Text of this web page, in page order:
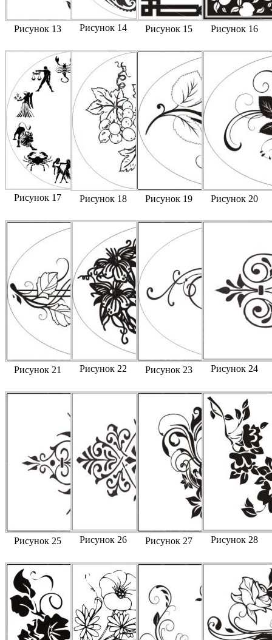
Рисунок 13 Рисунок 14 Рисунок 15 Рисунок 16
Рисунок 17 Рисунок 18 Рисунок 19 Рисунок 20
Рисунок 21 Рисунок 22 Рисунок 23 Рисунок 24
Рисунок 25 Рисунок 26 Рисунок 27 Рисунок 28